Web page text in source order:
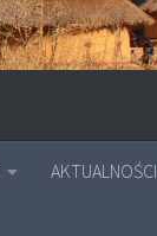
AKTUALNOŚCI